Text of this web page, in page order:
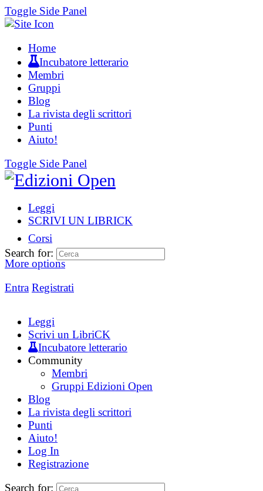
Toggle Side Panel
Home
Incubatore letterario
Membri
Gruppi
Blog
La rivista degli scrittori
Punti
Aiuto!
Toggle Side Panel
Leggi
SCRIVI UN LIBRICK
Corsi
More options
Entra Registrati
Search for:
Leggi
Scrivi un LibriCK
Incubatore letterario
Community
Membri
Gruppi Edizioni Open
Blog
La rivista degli scrittori
Punti
Aiuto!
Log In
Registrazione
Search for: